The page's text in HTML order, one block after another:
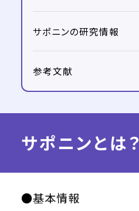
サポニンの研究情報
参考文献
サポニンとは？
●基本情報